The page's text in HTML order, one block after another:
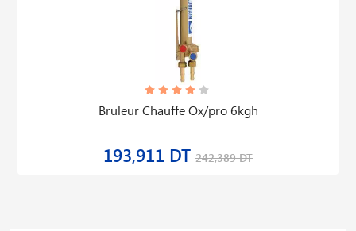
Bruleur Chauffe Ox/pro 6kgh
193,911 DT 242,389 DT